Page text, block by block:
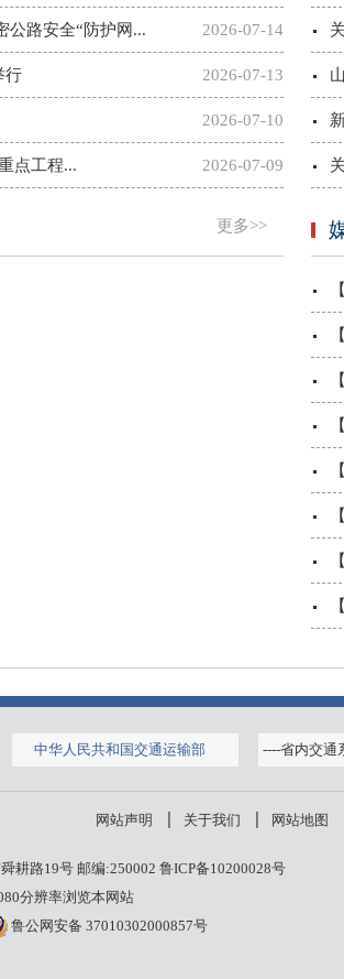
路安全“防护网... 2026-07-14
行 2026-07-13
2026-07-10
点工程... 2026-07-09
更多>>
中华人民共和国交通运输部
网站声明 关于我们 网站地图
耕路19号 邮编:250002 鲁ICP备10200028号
分辨率浏览本网站
鲁公网安备 37010302000857号